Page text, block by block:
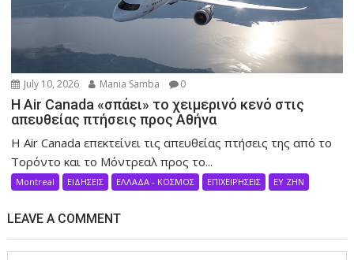
July 10, 2026 Mania Samba 0
Η Air Canada «σπάει» το χειμερινό κενό στις
απευθείας πτήσεις προς Αθήνα
Η Air Canada επεκτείνει τις απευθείας πτήσεις της από το
Τορόντο και το Μόντρεαλ προς το...
Montreal ΕΙΔΗΣΕΙΣ ΕΛΛΑΔΑ - ΚΟΣΜΟΣ ΕΠΙΧΕΙΡΗΣΕΙΣ ΕΥ ΖΗΝ
LEAVE A COMMENT